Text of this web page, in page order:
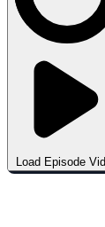
Load Episode